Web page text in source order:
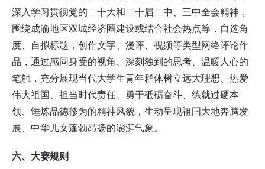
深入学习贯彻党的二十大和二十届二中、三中全会精神，
围绕成渝地区双城经济圈建设或结合社会热点等，自选角
度、自拟标题，创作文字、漫评、视频等类型网络评论作
品，通过感同身受的视角、深刻独到的思考、温暖人心的
笔触，充分展现当代大学生青年群体树立远大理想、热爱
伟大祖国、担当时代责任、勇于砥砺奋斗、练就过硬本
领、锤炼品德修为的精神风貌，生动呈现祖国大地奔腾发
展、中华儿女蓬勃昂扬的澎湃气象。
六、大赛规则